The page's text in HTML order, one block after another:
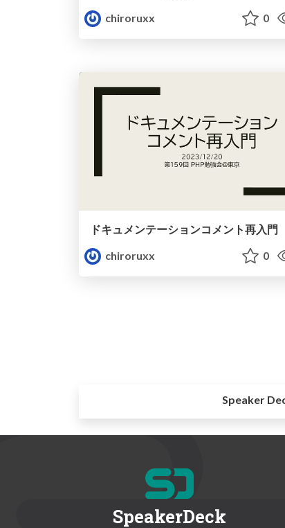
chiroruxx
0
ドキュメンテーションコメント再入門
chiroruxx
0
Speaker
SpeakerDeck